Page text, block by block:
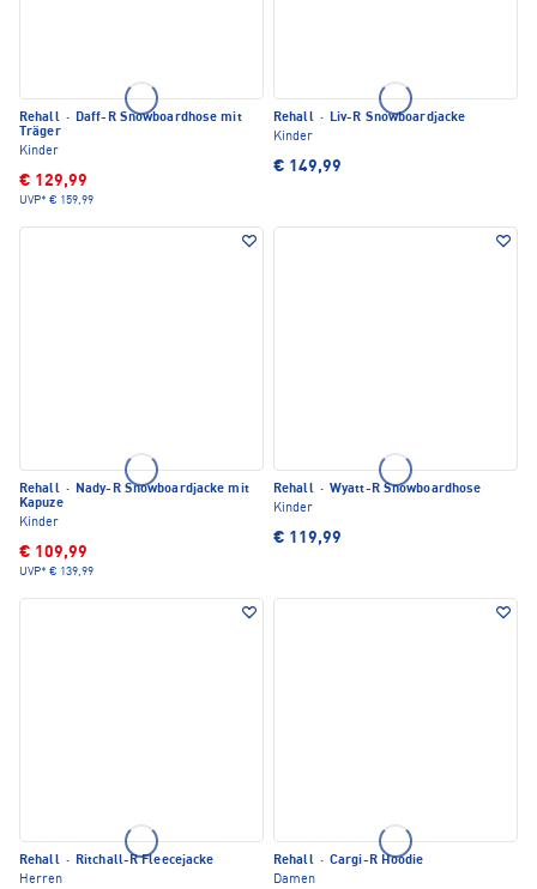
Rehall · Daff-R Snowboardhose mit
Träger
Kinder
€ 129,99
UVP* € 159,99
Rehall · Liv-R Snowboardjacke
Kinder
€ 149,99
Rehall · Nady-R Snowboardjacke mit
Kapuze
Kinder
€ 109,99
UVP* € 139,99
Rehall · Wyatt-R Snowboardhose
Kinder
€ 119,99
Rehall · Ritchall-R Fleecejacke
Herren
Rehall · Cargi-R Hoodie
Damen